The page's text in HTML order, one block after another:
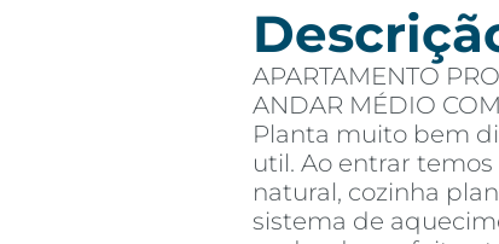
APARTAMENTO
ANDAR MÉDIO
Planta muito bem
util. Ao entrar
natural, cozinha
sistema de